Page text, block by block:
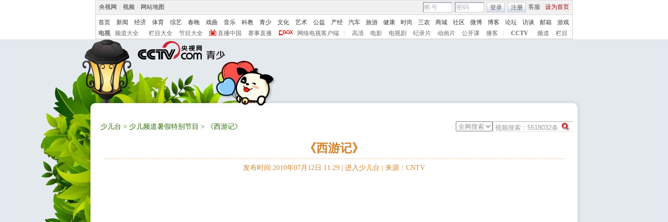
央视网 视频 网站地图 客服 设为首页
登录 注册
首页 新闻 经济 体育 综艺 春晚 戏曲 音乐 科教 青少 文化 艺术 公益 产经 汽车 旅游 健康 时尚 三农 商城 社区 微博 博客 论坛 访谈 邮箱
游戏
电视
频道大全 栏目大全 节目大全 直播中国 赛事直播 网络电视客户端 高清 电影 电视剧 纪录片 动画片 公开课 播客 CCTV 频道 栏目
少儿台 > 少儿频道暑假特别节目 > 《西游记》
《西游记》
发布时间:2010年07月12日 11:29 | 进入少儿台 来源：CNTV